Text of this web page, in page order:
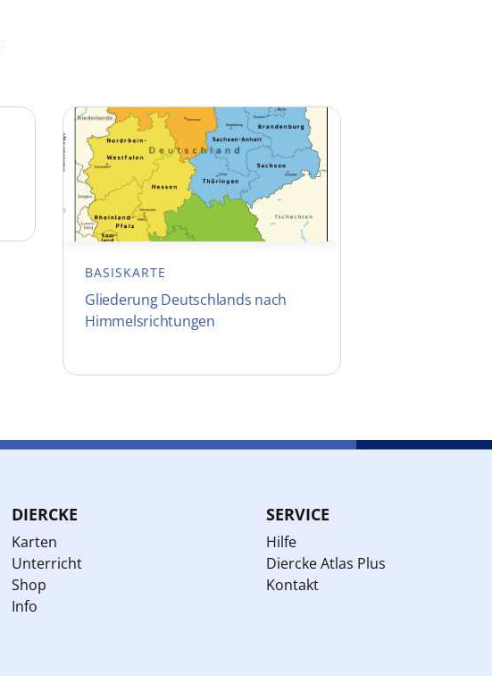
BASISKARTE
Gliederung Deutschlands nach
Himmelsrichtungen
DIERCKE
Karten
Unterricht
Shop
Info
SERVICE
Hilfe
Diercke Atlas Plus
Kontakt